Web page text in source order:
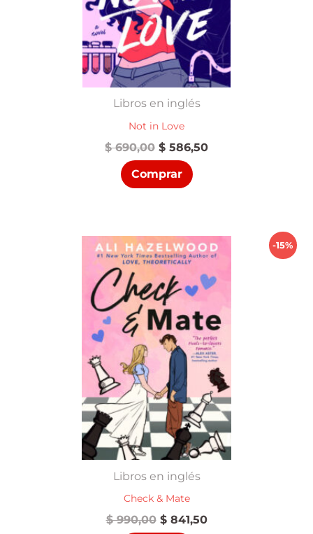
Libros en inglés
Not in Love
$690,00 El
precio
original
era:
$ 586,50El
Comprar
-15%
Libros en inglés
Check & Mate
$990,00 El
$841,50El